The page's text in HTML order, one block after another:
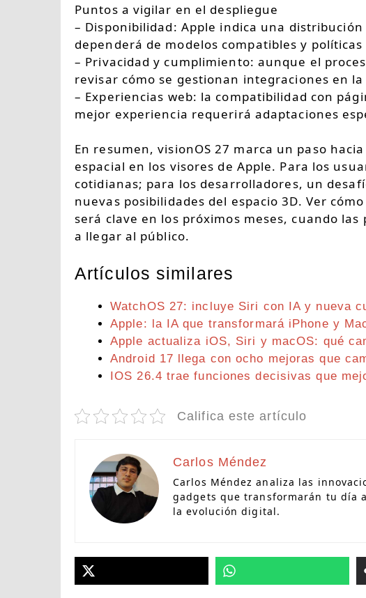
Puntos a vigilar en el despliegue
– Disponibilidad: Apple indica una
dependerá de modelos compatibles y
– Privacidad y cumplimiento: aunque el
revisar cómo se gestionan integraciones en
– Experiencias web: la compatibilidad con
mejor experiencia requerirá adaptaciones
En resumen, visionOS 27 marca un paso
espacial en los visores de Apple. Para los
cotidianas; para los desarrolladores, un
nuevas posibilidades del espacio 3D. Ver
será clave en los próximos meses, cuando
a llegar al público.
Artículos similares
WatchOS 27: incluye Siri con IA y nueva
Apple: la IA que transformará iPhone y
Apple actualiza iOS, Siri y macOS: qué
Android 17 llega con ocho mejoras que
IOS 26.4 trae funciones decisivas que
Califica este artículo
Carlos Méndez
Carlos Méndez analiza las
gadgets que transformarán tu día
la evolución digital.